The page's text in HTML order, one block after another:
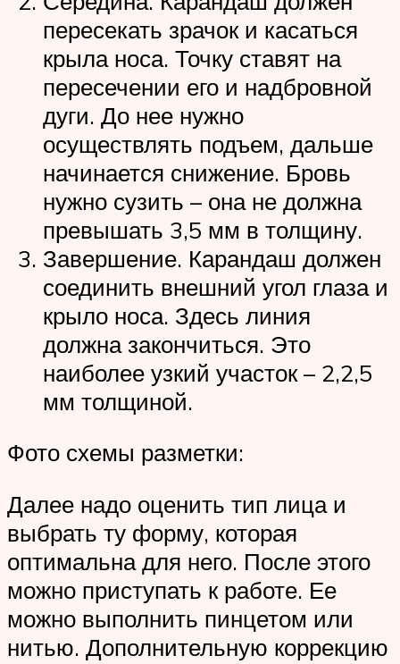
пересекать зрачок и касаться
крыла носа. Точку ставят на
пересечении его и надбровной
дуги. До нее нужно
осуществлять подъем, дальше
начинается снижение. Бровь
нужно сузить – она не должна
превышать 3,5 мм в толщину.
Завершение. Карандаш должен
соединить внешний угол глаза и
крыло носа. Здесь линия
должна закончиться. Это
наиболее узкий участок – 2,2,5
мм толщиной.
Фото схемы разметки:
Далее надо оценить тип лица и
выбрать ту форму, которая
оптимальна для него. После этого
можно приступать к работе. Ее
можно выполнить пинцетом или
нитью. Дополнительную коррекцию